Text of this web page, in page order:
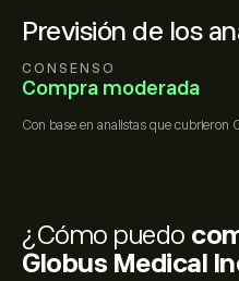
Previsión de los
CONSENSO
Compra moderada
Con base en analistas que cubrieron
¿Cómo puedo
Globus Medical